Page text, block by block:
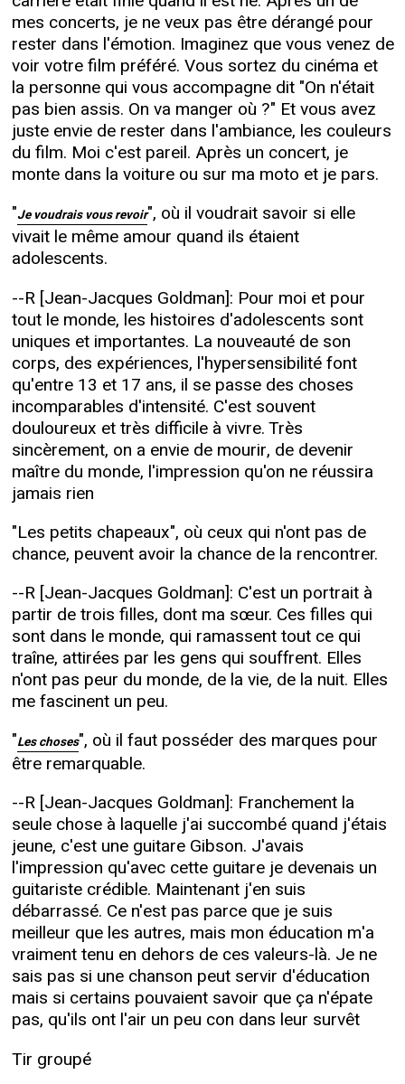
mes concerts, je ne veux pas être dérangé pour
rester dans l'émotion. Imaginez que vous venez de
voir votre film préféré. Vous sortez du cinéma et
la personne qui vous accompagne dit "On n'était
pas bien assis. On va manger où ?" Et vous avez
juste envie de rester dans l'ambiance, les couleurs
du film. Moi c'est pareil. Après un concert, je
monte dans la voiture ou sur ma moto et je pars.
"Je voudrais vous revoir", où il voudrait savoir si elle
vivait le même amour quand ils étaient
adolescents.
--R [Jean-Jacques Goldman]: Pour moi et pour
tout le monde, les histoires d'adolescents sont
uniques et importantes. La nouveauté de son
corps, des expériences, l'hypersensibilité font
qu'entre 13 et 17 ans, il se passe des choses
incomparables d'intensité. C'est souvent
douloureux et très difficile à vivre. Très
sincèrement, on a envie de mourir, de devenir
maître du monde, l'impression qu'on ne réussira
jamais rien
"Les petits chapeaux", où ceux qui n'ont pas de
chance, peuvent avoir la chance de la rencontrer.
--R [Jean-Jacques Goldman]: C'est un portrait à
partir de trois filles, dont ma sœur. Ces filles qui
sont dans le monde, qui ramassent tout ce qui
traîne, attirées par les gens qui souffrent. Elles
n'ont pas peur du monde, de la vie, de la nuit. Elles
me fascinent un peu.
"Les choses", où il faut posséder des marques pour
être remarquable.
--R [Jean-Jacques Goldman]: Franchement la
seule chose à laquelle j'ai succombé quand j'étais
jeune, c'est une guitare Gibson. J'avais
l'impression qu'avec cette guitare je devenais un
guitariste crédible. Maintenant j'en suis
débarrassé. Ce n'est pas parce que je suis
meilleur que les autres, mais mon éducation m'a
vraiment tenu en dehors de ces valeurs-là. Je ne
sais pas si une chanson peut servir d'éducation
mais si certains pouvaient savoir que ça n'épate
pas, qu'ils ont l'air un peu con dans leur survêt
Tir groupé